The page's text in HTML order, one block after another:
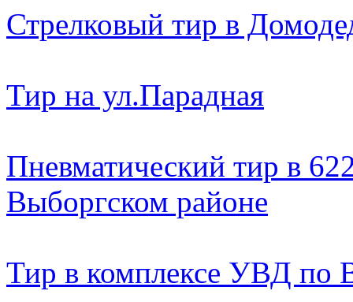
Стрелковый тир в
Тир на ул.Парадная
Пневматический тир в
Выборгском районе
Тир в комплексе УВД по